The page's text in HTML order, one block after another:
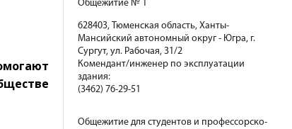
Общежитие № 1
628403, Тюменская область, Ханты-
Мансийский автономный округ - Югра, г.
Сургут, ул. Рабочая, 31/2
Комендант/инженер по эксплуатации
здания:
(3462) 76-29-51
Общежитие для студентов и профессорско-